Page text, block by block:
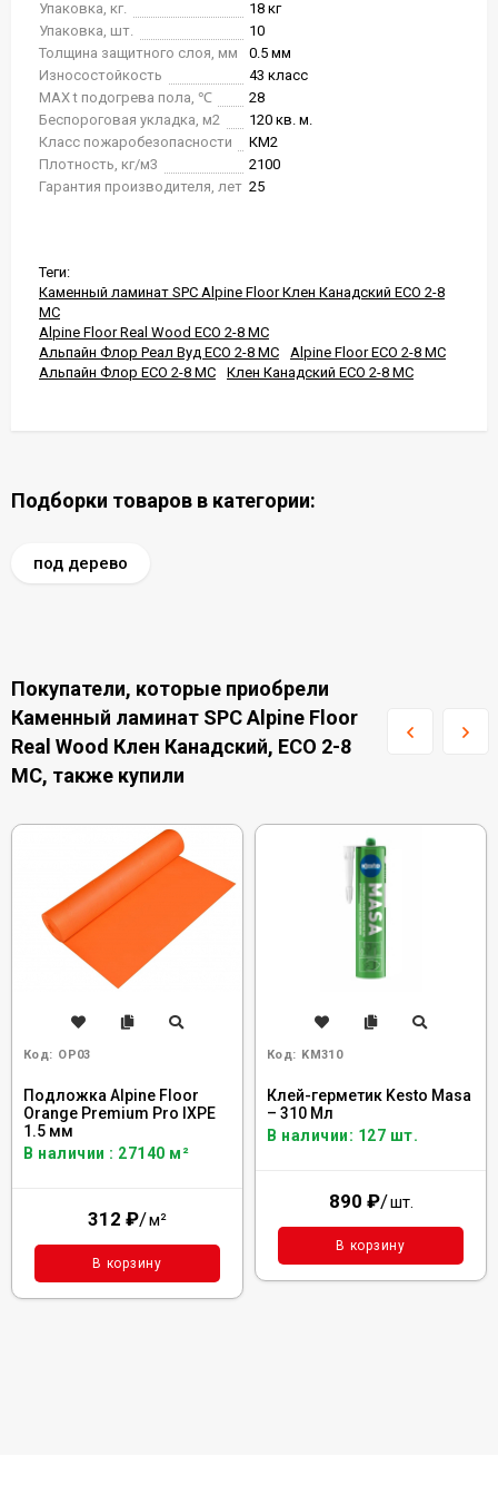
Упаковка, кг.
18 кг
Упаковка, шт.
10
Толщина защитного слоя, мм
0.5 мм
Износостойкость
43 класс
MAX t подогрева пола, ℃
28
Беспороговая укладка, м2
120 кв. м.
Класс пожаробезопасности
КМ2
Плотность, кг/м3
2100
Гарантия производителя, лет 25
Теги:
Каменный ламинат SPC Alpine Floor Клен Канадский ЕСО 2-8
MC
Alpine Floor Real Wood ЕСО 2-8 MC
Альпайн Флор Реал Вуд ЕСО 2-8 MC
Alpine Floor ЕСО 2-8 MC
Альпайн Флор ЕСО 2-8 MC
Клен Канадский ЕСО 2-8 MC
Подборки товаров в категории:
под дерево
Покупатели, которые приобрели
Каменный ламинат SPC Alpine Floor
Real Wood Клен Канадский, ЕСО 2-8
MC, также купили
Код: OP03
Подложка Alpine Floor
Orange Premium Pro IXPE
1.5 мм
В наличии : 27140 м²
312 ₽/м²
В корзину
Код: KM310
Клей-герметик Kesto Masa
– 310 Мл
В наличии: 127 шт.
890 ₽/шт.
В корзину